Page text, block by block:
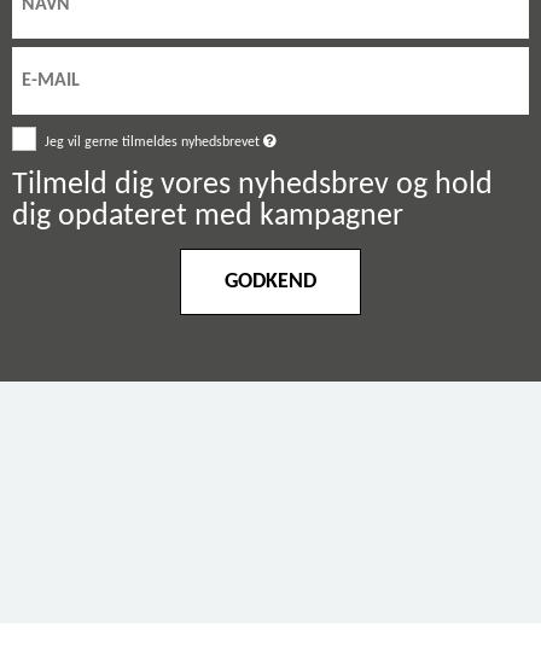
Jeg vil gerne tilmeldes nyhedsbrevet
Tilmeld dig vores nyhedsbrev og hold
dig opdateret med kampagner
GODKEND